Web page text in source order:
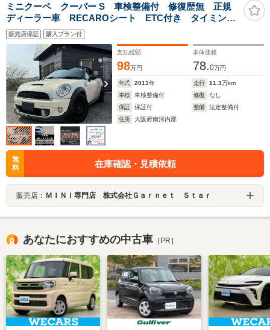
ミニクーペ クーパー S 車検整備付 修復歴無 正規
ディーラー車 RECAROシート ETC付き タイミング
チェーン ステムシール交換
販売店保証 購入プラン付
支払総額
98万円
本体価格
78.0万円
年式 2013年 走行 11.3万km
車検
車検整備付 修復
なし
保証
保証付 整備
法定整備付
住所
大阪府南河内郡
無
料
在庫確認・見積依頼
販売店： ＭＩＮＩ専門店 株式会社Ｇａｒｎｅｔ Ｓｔａｒ
あなたにおすすめの中古車 ［PR］